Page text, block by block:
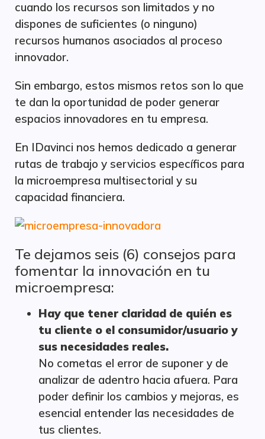
cuando los recursos son limitados y no
dispones de suficientes (o ninguno)
recursos humanos asociados al proceso
innovador.
Sin embargo, estos mismos retos son lo que
te dan la oportunidad de poder generar
espacios innovadores en tu empresa.
En IDavinci nos hemos dedicado a generar
rutas de trabajo y servicios específicos para
la microempresa multisectorial y su
capacidad financiera.
Te dejamos seis (6) consejos para
fomentar la innovación en tu
microempresa:
Hay que tener claridad de quién es
tu cliente o el consumidor/usuario y
sus necesidades reales.
No cometas el error de suponer y de
analizar de adentro hacia afuera. Para
poder definir los cambios y mejoras, es
esencial entender las necesidades de
tus clientes.